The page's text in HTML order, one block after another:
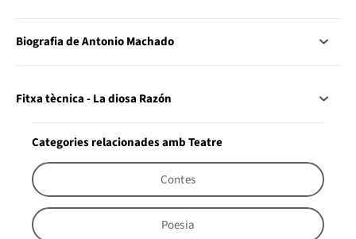
Biografia de Antonio Machado
Fitxa tècnica - La diosa Razón
Categories relacionades amb Teatre
Contes
Poesia